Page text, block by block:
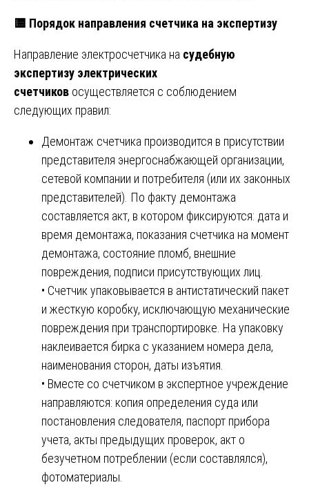
🟨 Порядок направления счетчика на экспертизу
Направление электросчетчика на судебную
экспертизу электрических
счетчиков осуществляется с соблюдением
следующих правил:
Демонтаж счетчика производится в присутствии
представителя энергоснабжающей организации,
сетевой компании и потребителя (или их законных
представителей). По факту демонтажа
составляется акт, в котором фиксируются: дата и
время демонтажа, показания счетчика на момент
демонтажа, состояние пломб, внешние
повреждения, подписи присутствующих лиц.
• Счетчик упаковывается в антистатический пакет
и жесткую коробку, исключающую механические
повреждения при транспортировке. На упаковку
наклеивается бирка с указанием номера дела,
наименования сторон, даты изъятия.
• Вместе со счетчиком в экспертное учреждение
направляются: копия определения суда или
постановления следователя, паспорт прибора
учета, акты предыдущих проверок, акт о
безучетном потреблении (если составлялся),
фотоматериалы.